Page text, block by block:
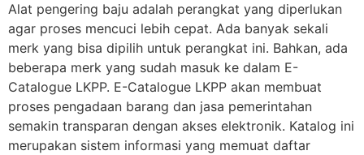
Alat pengering baju adalah perangkat yang diperlukan
agar proses mencuci lebih cepat. Ada banyak sekali
merk yang bisa dipilih untuk perangkat ini. Bahkan, ada
beberapa merk yang sudah masuk ke dalam E-
Catalogue LKPP. E-Catalogue LKPP akan membuat
proses pengadaan barang dan jasa pemerintahan
semakin transparan dengan akses elektronik. Katalog ini
merupakan sistem informasi yang memuat daftar